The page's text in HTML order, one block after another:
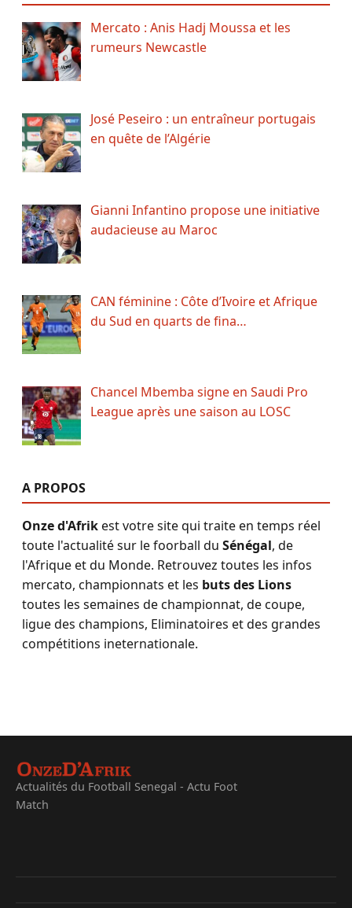
Mercato : Anis Hadj Moussa et les
rumeurs Newcastle
José Peseiro : un entraîneur portugais
en quête de l’Algérie
Gianni Infantino propose une initiative
audacieuse au Maroc
CAN féminine : Côte d’Ivoire et Afrique
du Sud en quarts de fina…
Chancel Mbemba signe en Saudi Pro
League après une saison au LOSC
A PROPOS
Onze d'Afrikest votre site qui traite en temps réel
toute l'actualité sur le foorball du Sénégal, de
l'Afrique et du Monde. Retrouvez toutes les infos
mercato, championnats et les buts des Lions
toutes les semaines de championnat, de coupe,
ligue des champions, Eliminatoires et des grandes
compétitions ineternationale.
Actualités du Football Senegal - Actu Foot
Match